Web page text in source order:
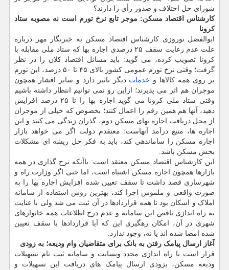
شورای حل اختلاف و صدور رأی را دارند؟
کارشناس اقتصاد مسکن: موجر تابع نرخ تورم است نه مصوبه ستاد
کرونا
ابوالفضل نوروزی کارشناس اقتصاد مسکن به خبرنگار مهر درباره
علت عدم رعایت سقف ۲۵ درصدی اجاره بها که ستاد ملی مقابله با
کرونا تصویب کرده، می گوید: باید مسائل اقتصاد کلان را در نظر
گرفت؛ وقتی نرخ تورم عمومی کشور بالای ۴۵ تا ۵۰ درصد، این تورم
بر روی همه کالاها و خدمات دیگر تاثیر دارد و سایر اقشار همچون
موجران هم اثر می پذیرند؛ ازاین رو نمی توانیم انتظار داشته باشیم
وقتی ستاد ملی کرونا می گوید اجاره بها را تا ۲۵ درصد افزایش
دهید، آنها هم همین رقم را اعمال کنند؛ بخصوص که خیلی از موجران
از محل دریافت اجاره بهای مسکن دوم، گذران زندگی می کنند و این
اجاره ها، منبع درآمد آنهاست؛ معتقدم دولت اگر می خواهد بازار
اجاره مسکن را ساماندهی کند، باید به فکر حل ریشه ای مشکلات
بخش مسکن باشد.
این کارشناس اقتصاد مسکن معتقد است: باآنکه نرخ گذاری در همه
بازارها همچون اجاره مسکن اشتباه است، اما حتی اگر وزارت راه و
شهرسازی قصد داشت تا سقف تعیین شده افزایش اجاره بها را به
صورت واقعی و ملموس اجرا کند، بهترین روش استفاده از سامانه
املاک و اسکان بود تا همه قراردادها در آن ثبت می شد ولی با عنایت
به راه اندازی ناقص این سامانه و عدم درج اطلاعات همه خانوارهای
شهری در آن، امکان رهگیری این که آیا قراردادها با سقف تعیین
شده امضا شده اند یا نه، وجود ندارد.
آغاز ارسال پیامک رفتن به بانک برای متقاضیان وام ودیعه؛ به زودی
قرار است با راه اندازی مجدد وبسایت و سامانه ثبت نام تسهیلات
ودیعه مسکن، بزودی ارسال پیامک های دریافت این تسهیلات و